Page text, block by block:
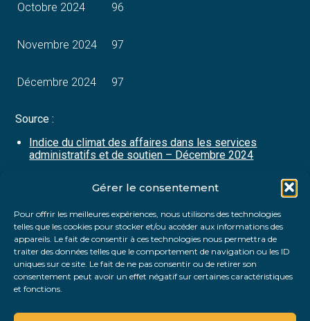
Gérer le consentement
Pour offrir les meilleures expériences, nous utilisons des technologies
telles que les cookies pour stocker et/ou accéder aux informations des
appareils. Le fait de consentir à ces technologies nous permettra de
traiter des données telles que le comportement de navigation ou les ID
uniques sur ce site. Le fait de ne pas consentir ou de retirer son
consentement peut avoir un effet négatif sur certaines caractéristiques
et fonctions.
Octobre 2024 96
Novembre 2024 97
Décembre 2024 97
Source :
Indice du climat des affaires dans les services
administratifs et de soutien – Décembre 2024
FaceBook
TwitterLinkedIn